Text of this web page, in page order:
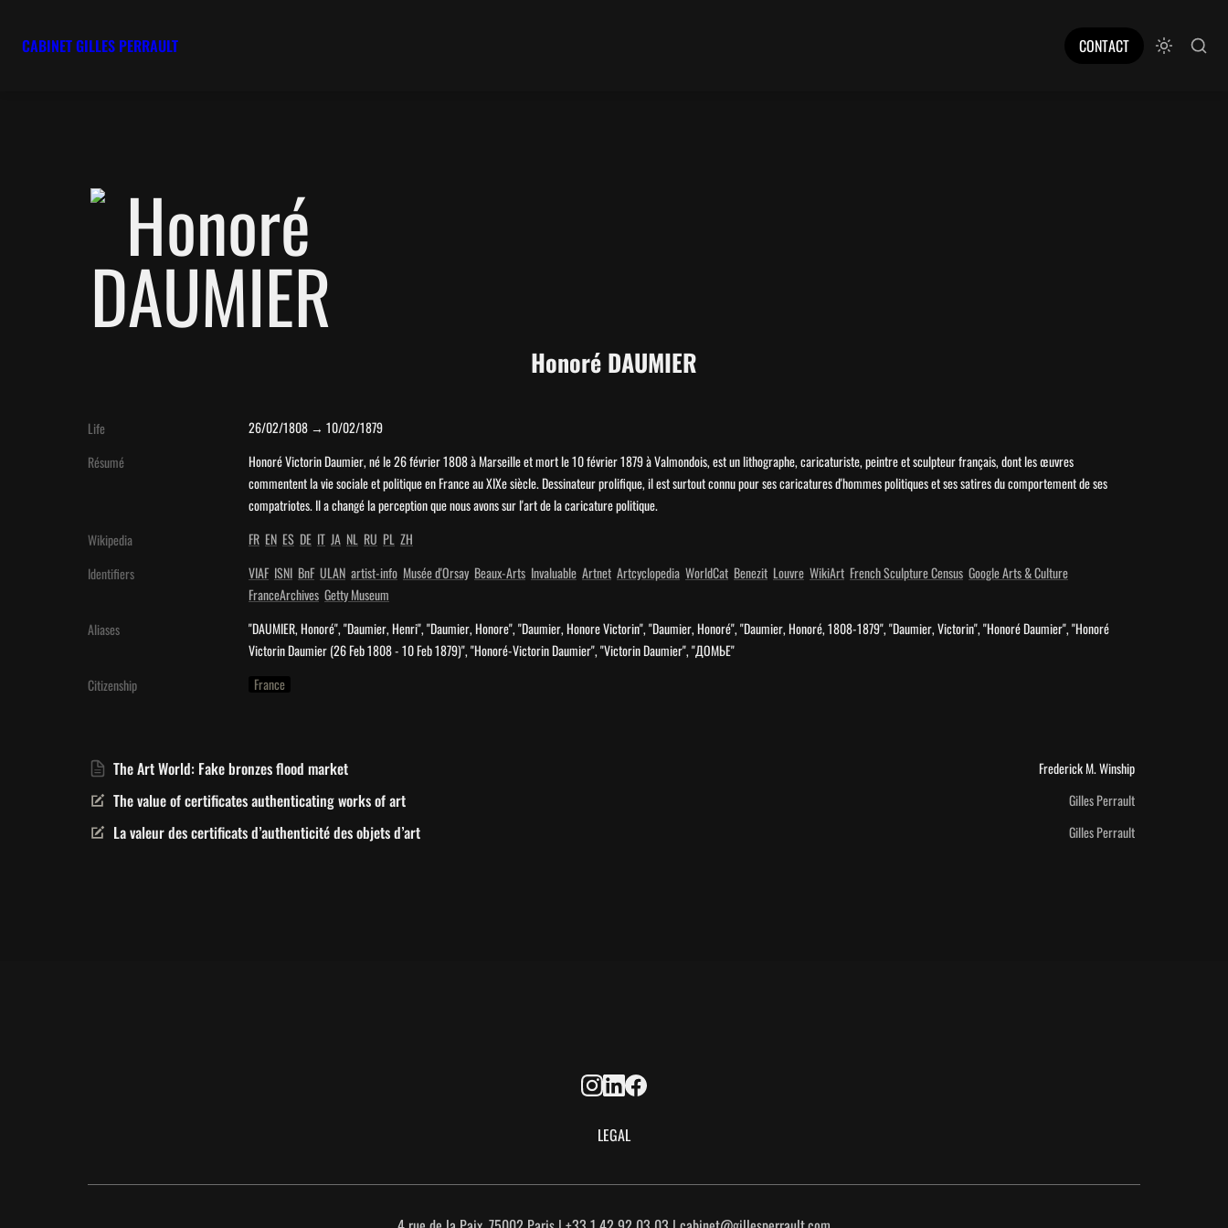
CABINET GILLES PERRAULT CONTACT
Honoré DAUMIER
Life
26/02/1808 → 10/02/1879
Résumé
Honoré Victorin Daumier, né le 26 février 1808 à Marseille et mort le 10 février 1879 à Valmondois, est un lithographe, caricaturiste, peintre et sculpteur français, dont les œuvres
commentent la vie sociale et politique en France au XIXe siècle. Dessinateur prolifique, il est surtout connu pour ses caricatures d'hommes politiques et ses satires du comportement de ses
compatriotes. Il a changé la perception que nous avons sur l'art de la caricature politique.
Wikipedia
FR EN ES DE IT JA NL RU PL ZH
Identifiers
VIAF ISNI BnF ULAN artist-info Musée d'Orsay Beaux-Arts Invaluable Artnet Artcyclopedia WorldCat Benezit Louvre WikiArt French Sculpture Census Google Arts & Culture
FranceArchives Getty Museum
Aliases
"DAUMIER, Honoré", "Daumier, Henri", "Daumier, Honore", "Daumier, Honore Victorin", "Daumier, Honoré", "Daumier, Honoré, 1808-1879", "Daumier, Victorin", "Honoré Daumier", "Honoré
Victorin Daumier (26 Feb 1808 - 10 Feb 1879)", "Honoré-Victorin Daumier", "Victorin Daumier", "ДОМЬЕ"
Citizenship
France
The Art World: Fake bronzes flood market Frederick M. Winship
The value of certificates authenticating works of art Gilles Perrault
La valeur des certificats d’authenticité des objets d’art Gilles Perrault
LEGAL